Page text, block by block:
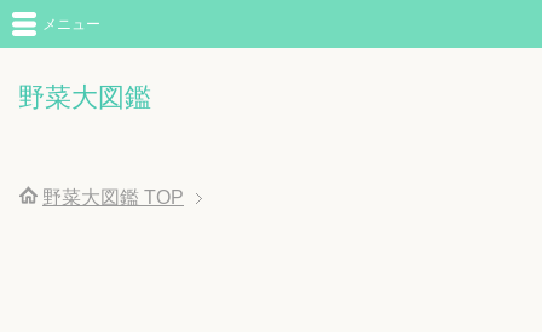
野菜大図鑑
メニュー
野菜大図鑑 TOP